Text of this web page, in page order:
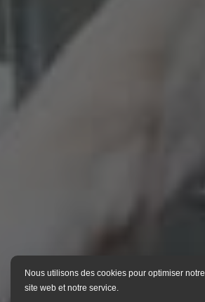
Nous utilisons des cookies pour optimiser notre
site web et notre service.